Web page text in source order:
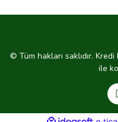
© Tüm hakları saklıdır.
ile